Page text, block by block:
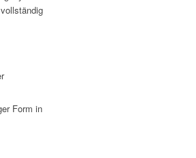
Form in